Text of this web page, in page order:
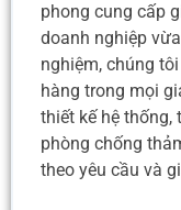
phong cung cấp
doanh nghiệp
nghiệm, chúng
hàng trong mọi
thiết kế hệ thống,
phòng chống
theo yêu cầu và